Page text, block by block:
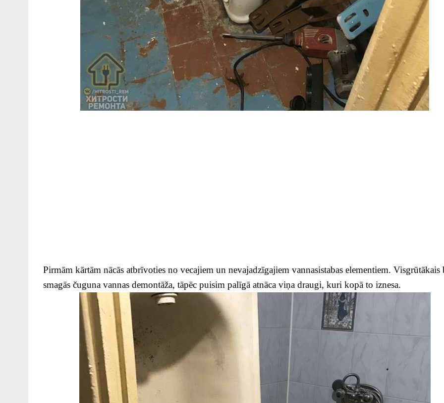
Pirmām kārtām nācās atbrīvoties no vecajiem un nevajadzīgajiem vannasistabas elementiem. Visgrūtākais
smagās čuguna vannas demontāža, tāpēc puisim palīgā atnāca viņa draugi, kuri kopā to iznesa.